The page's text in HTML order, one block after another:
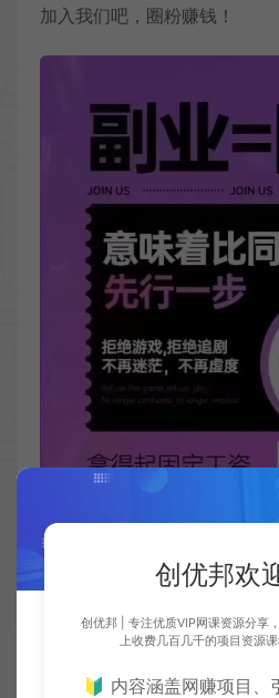
加入我们吧，圈粉赚钱！
创优邦欢
创优邦 | 专注优质VIP网课资源分享
上收费几百几千的项目资源
🔰 内容涵盖网赚项目、